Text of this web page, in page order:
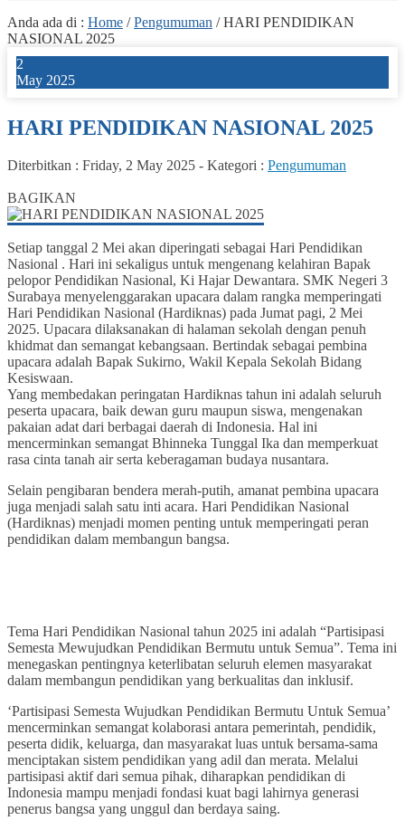
Anda ada di : Home /Pengumuman /HARI PENDIDIKAN
NASIONAL 2025
2
May 2025
HARI PENDIDIKAN NASIONAL 2025
Diterbitkan : Friday, 2 May 2025 - Kategori : Pengumuman
BAGIKAN
Setiap tanggal 2 Mei akan diperingati sebagai Hari Pendidikan
Nasional . Hari ini sekaligus untuk mengenang kelahiran Bapak
pelopor Pendidikan Nasional, Ki Hajar Dewantara. SMK Negeri 3
Surabaya menyelenggarakan upacara dalam rangka memperingati
Hari Pendidikan Nasional (Hardiknas) pada Jumat pagi, 2 Mei
2025. Upacara dilaksanakan di halaman sekolah dengan penuh
khidmat dan semangat kebangsaan. Bertindak sebagai pembina
upacara adalah Bapak Sukirno, Wakil Kepala Sekolah Bidang
Kesiswaan.
Yang membedakan peringatan Hardiknas tahun ini adalah seluruh
peserta upacara, baik dewan guru maupun siswa, mengenakan
pakaian adat dari berbagai daerah di Indonesia. Hal ini
mencerminkan semangat Bhinneka Tunggal Ika dan memperkuat
rasa cinta tanah air serta keberagaman budaya nusantara.
Selain pengibaran bendera merah-putih, amanat pembina upacara
juga menjadi salah satu inti acara. Hari Pendidikan Nasional
(Hardiknas) menjadi momen penting untuk memperingati peran
pendidikan dalam membangun bangsa.
Tema Hari Pendidikan Nasional tahun 2025 ini adalah “Partisipasi
Semesta Mewujudkan Pendidikan Bermutu untuk Semua”. Tema ini
menegaskan pentingnya keterlibatan seluruh elemen masyarakat
dalam membangun pendidikan yang berkualitas dan inklusif.
‘Partisipasi Semesta Wujudkan Pendidikan Bermutu Untuk Semua’
mencerminkan semangat kolaborasi antara pemerintah, pendidik,
peserta didik, keluarga, dan masyarakat luas untuk bersama-sama
menciptakan sistem pendidikan yang adil dan merata. Melalui
partisipasi aktif dari semua pihak, diharapkan pendidikan di
Indonesia mampu menjadi fondasi kuat bagi lahirnya generasi
penerus bangsa yang unggul dan berdaya saing.